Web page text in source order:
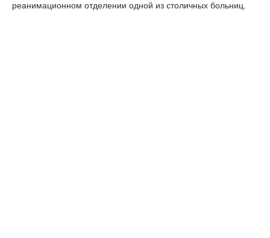
реанимационном отделении одной из столичных больниц.